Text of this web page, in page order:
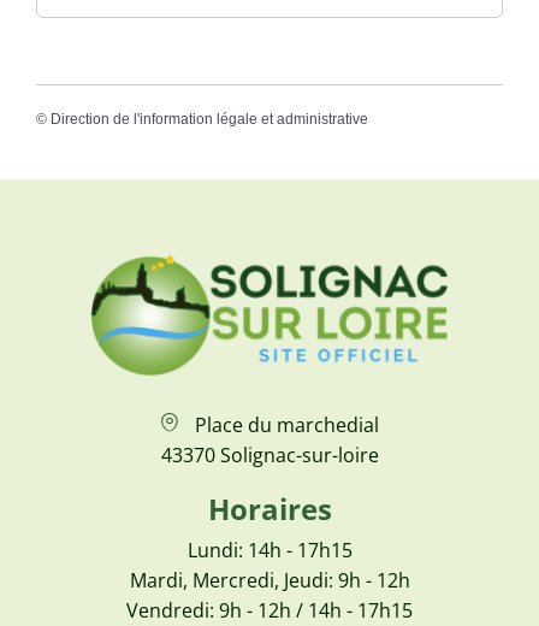
© Direction de l'information légale et administrative
Place du marchedial
43370 Solignac-sur-loire
Horaires
Lundi: 14h - 17h15
Mardi, Mercredi, Jeudi: 9h - 12h
Vendredi: 9h - 12h / 14h - 17h15